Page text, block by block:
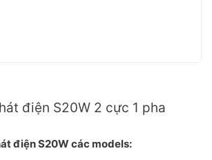
điện S20W 2 cực 1 pha
điện S20W các models: